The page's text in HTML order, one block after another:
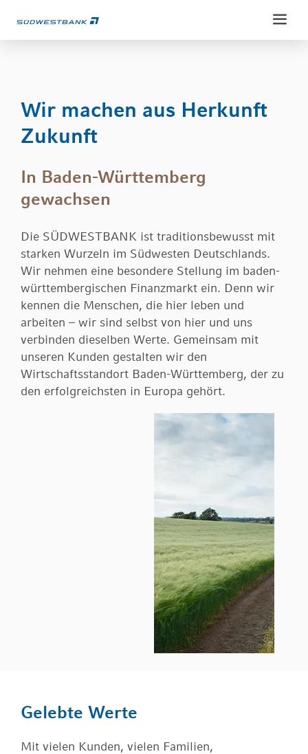
Weiter
Weiter
Privatkunden
Sparen & Anlegen
Kredite
Erben & Vererben
Private Banking
Ansprechpartner
Geldanlage
Vermögensbetreuung
Wertpapierdepots
Finanzierung
Vorsorge & Absicherung
Wertpapier-Vermögensverwaltung
Nachfolgeplanung
Erben & Vererben
Konto & Zahlungsverkehr
Finanzierung und Fördermittel
Versichern & Absichern
Anlegen & Vermögen
Übermittlung der wirtschaftlichen Daten
Service
Electronic-Banking
Kontoservice
Kartenservice
Einlagensicherung
Abgeltungssteuer
Über uns
Filialen
Über uns
Wir machen aus Herkunft
Zukunft
In Baden-Württemberg
gewachsen
Die SÜDWESTBANK ist traditionsbewusst mit
starken Wurzeln im Südwesten Deutschlands.
Wir nehmen eine besondere Stellung im baden-
württembergischen Finanzmarkt ein. Denn wir
kennen die Menschen, die hier leben und
arbeiten – wir sind selbst von hier und uns
verbinden dieselben Werte. Gemeinsam mit
unseren Kunden gestalten wir den
Wirtschaftsstandort Baden-Württemberg, der zu
den erfolgreichsten in Europa gehört.
Gelebte Werte
Mit vielen Kunden, vielen Familien,